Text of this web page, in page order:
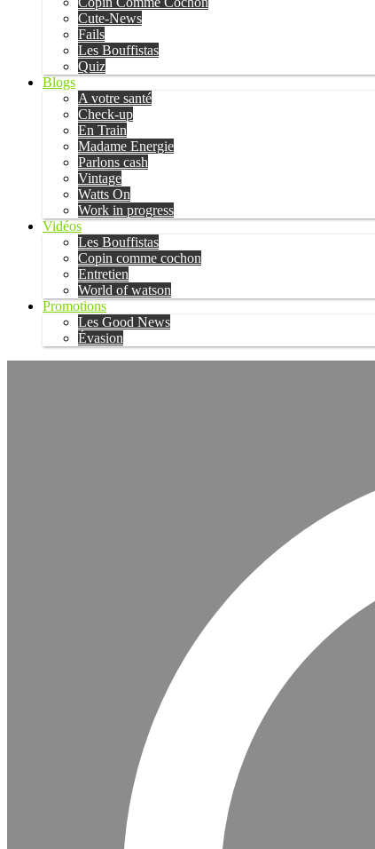
Cute-News
Fails
Les Bouffistas
Quiz
Blogs
A votre santé
Check-up
En Train
Madame Energie
Parlons cash
Vintage
Watts On
Work in progress
Vidéos
Les Bouffistas
Copin comme cochon
Entretien
World of watson
Promotions
Les Good News
Évasion